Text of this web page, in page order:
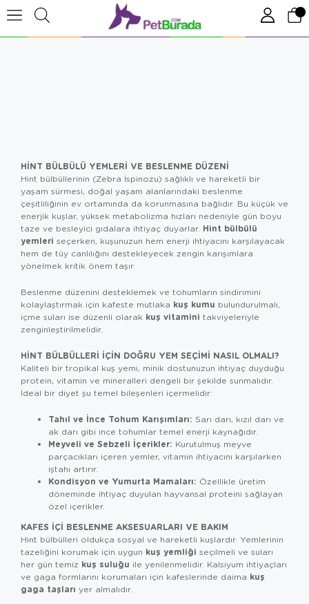
HINT BÜLBÜLÜ YEMLERI VE BESLENME DÜZENI
Hint bülbüllerinin (Zebra İspinozu) sağlıklı ve hareketli bir
yaşam sürmesi, doğal yaşam alanlarındaki beslenme
çeşitliliğinin ev ortamında da korunmasına bağlıdır. Bu küçük ve
enerjik kuşlar, yüksek metabolizma hızları nedeniyle gün boyu
taze ve besleyici gıdalara ihtiyaç duyarlar. Hint bülbülü
yemleri seçerken, kuşunuzun hem enerji ihtiyacını karşılayacak
hem de tüy canlılığını destekleyecek zengin karışımlara
yönelmek kritik önem taşır.
Beslenme düzenini desteklemek ve tohumların sindirimini
kolaylaştırmak için kafeste mutlaka kuş kumu bulundurulmalı,
içme suları ise düzenli olarak kuş vitamini takviyeleriyle
zenginleştirilmelidir.
HINT BÜLBÜLLERI İÇIN DOĞRU YEM SEÇIMI NASIL OLMALI?
Kaliteli bir tropikal kuş yemi, minik dostunuzun ihtiyaç duyduğu
protein, vitamin ve mineralleri dengeli bir şekilde sunmalıdır.
İdeal bir diyet şu temel bileşenleri içermelidir:
Tahıl ve İnce Tohum Karışımları: Sarı darı, kızıl darı ve
ak darı gibi ince tohumlar temel enerji kaynağıdır.
Meyveli ve Sebzeli İçerikler: Kurutulmuş meyve
parçacıkları içeren yemler, vitamin ihtiyacını karşılarken
iştahı artırır.
Kondisyon ve Yumurta Mamaları: Özellikle üretim
döneminde ihtiyaç duyulan hayvansal proteini sağlayan
özel içerikler.
KAFES İÇI BESLENME AKSESUARLARI VE BAKIM
Hint bülbülleri oldukça sosyal ve hareketli kuşlardır. Yemlerinin
tazeliğini korumak için uygun kuş yemliği seçilmeli ve suları
her gün temiz kuş suluğu ile yenilenmelidir. Kalsiyum ihtiyaçları
ve gaga formlarını korumaları için kafeslerinde daima kuş
gaga taşları yer almalıdır.